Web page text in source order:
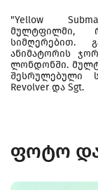
"Yellow
მულტფილმი,
სიმღერებით.
ანიმატორის
ლონდონში.
შესრულებული
Revolver და Sgt.
ფოტო